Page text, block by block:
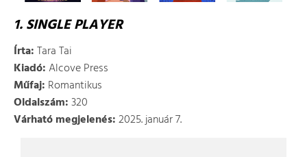
1. SINGLE PLAYER
Írta:Tara Tai
Kiadó:Alcove Press
Műfaj: Romantikus
Oldalszám:320
Várható megjelenés:2025. január 7.